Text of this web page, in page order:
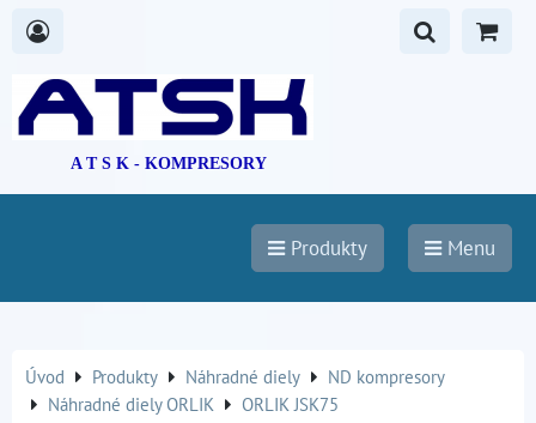
A T S K - KOMPRESORY
Produkty Menu
Úvod Produkty Náhradné diely
ND kompresory
Náhradné diely ORLIK
ORLIK JSK75